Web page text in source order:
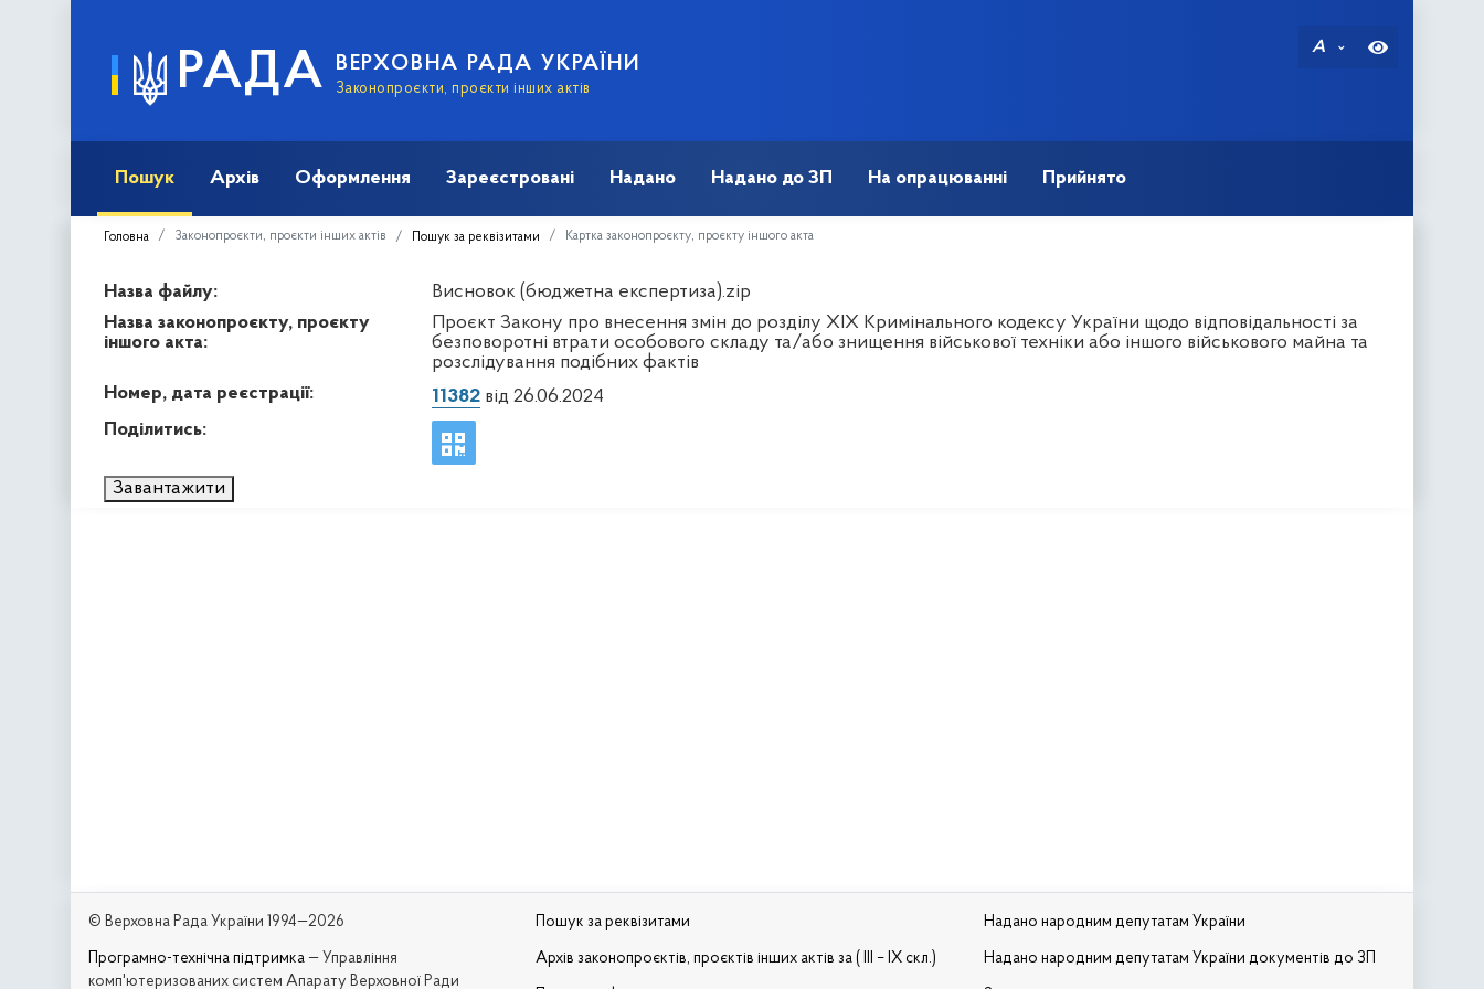
РАДА ВЕРХОВНА РАДА УКРАЇНИ
Законопроєкти, проєкти інших актів
A
Пошук Архів Оформлення Зареєстровані Надано Надано до ЗП На опрацюванні Прийнято
Головна Законопроєкти, проєкти інших актів Пошук за реквізитами Картка законопроєкту, проєкту іншого акта
Назва файлу:
Висновок (бюджетна експертиза).zip
Назва законопроєкту, проєкту
іншого акта:
Проєкт Закону про внесення змін до розділу ХІХ Кримінального кодексу України щодо відповідальності за
безповоротні втрати особового складу та/або знищення військової техніки або іншого військового майна та
розслідування подібних фактів
Номер, дата реєстрації:
11382від 26.06.2024
Поділитись:
Завантажити
© Верховна Рада України 1994—2026
Програмно-технічна підтримка — Управління
комп'ютеризованих систем Апарату Верховної Ради
Пошук за реквізитами
Архів законопроєктів, проєктів інших актів за ( III – IX скл.)
Надано народним депутатам України
Надано народним депутатам України документів до ЗП